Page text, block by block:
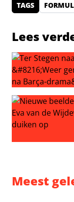
TAGS
Lees
Ter Stegen naar
Meest